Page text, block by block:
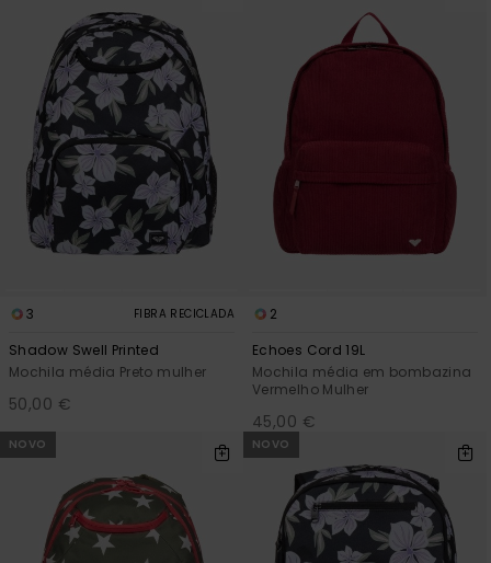
3 FIBRA RECICLADA
Shadow Swell Printed
Mochila média Preto mulher
50,00 €
2
Echoes Cord 19L
Mochila média em bombazina
Vermelho Mulher
45,00 €
NOVO NOVO